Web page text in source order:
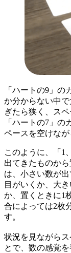
「ハートの9」の
か分からない中
ぎたら狭く、ス
「ハートの7」の
ペースを空けなが
このように、「1
出てきたものか
は、小さい数が
目がいくか、大
か、置くときに1
合によっては2枚
す。
状況を見ながら
とで、数の感覚を